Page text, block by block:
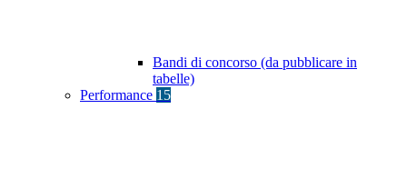
Bandi di concorso (da pubblicare in
tabelle)
Performance 15